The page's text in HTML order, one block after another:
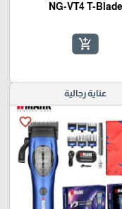
NG-VT4 T-Blade
add_shopping_cart
عناية رجالية
favorite_border